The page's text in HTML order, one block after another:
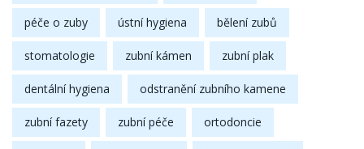
péče o zuby ústní hygiena bělení zubů
stomatologie zubní kámen zubní plak
dentální hygiena odstranění zubního kamene
zubní fazety zubní péče ortodoncie